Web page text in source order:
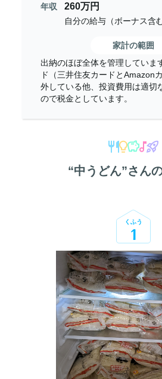
年収 260万円
自分の給与（ボーナス含む
家計の範囲
出納のほぼ全体を管理していま
ド（三井住友カードとAmazon
外している他、投資費用は適切
ので税金としています。
“中うどん”さん
くふう
1